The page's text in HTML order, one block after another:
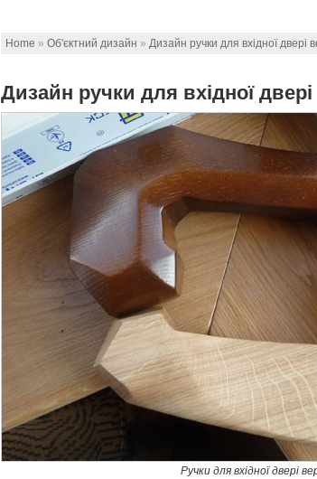
Home » Об'єктний дизайн » Дизайн ручки для вхідної двері
Дизайн ручки для вхідної
Ручки для вхідної двері